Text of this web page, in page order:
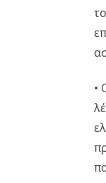
•